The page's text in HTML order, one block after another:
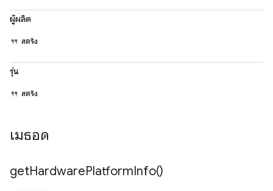
ผู้ผลิต
สตริง
รุ่น
สตริง
เมธอด
getHardwarePlatformInfo()